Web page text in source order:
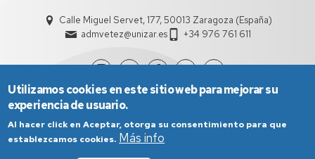
Calle Miguel Servet, 177, 50013 Zaragoza (España)
admvetez@unizar.es
+34 976 761 611
Utilizamos cookies en este sitio web para mejorar su
experiencia de usuario.
Al hacer click en Aceptar, otorga su consentimiento para que
establezcamos cookies. Más info